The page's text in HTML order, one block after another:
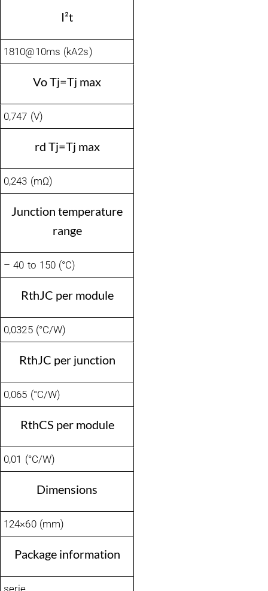
I²t
1810@10ms (kA2s)
Vo Tj=Tj max
0,747 (V)
rd Tj=Tj max
0,243 (mΩ)
Junction temperature
range
– 40 to 150 (°C)
RthJC per module
0,0325 (°C/W)
RthJC per junction
0,065 (°C/W)
RthCS per module
0,01 (°C/W)
Dimensions
124×60 (mm)
Package information